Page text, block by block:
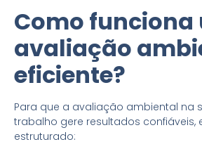
Como funciona
avaliação
eficiente?
Para que a avaliação ambiental na
trabalho gere resultados confiáveis,
estruturado: